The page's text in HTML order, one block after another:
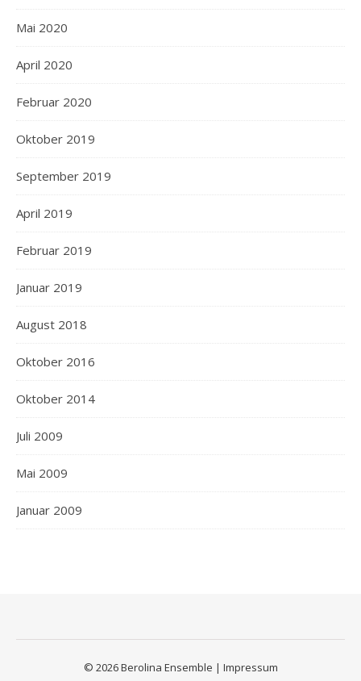
Mai 2020
April 2020
Februar 2020
Oktober 2019
September 2019
April 2019
Februar 2019
Januar 2019
August 2018
Oktober 2016
Oktober 2014
Juli 2009
Mai 2009
Januar 2009
© 2026 Berolina Ensemble | Impressum